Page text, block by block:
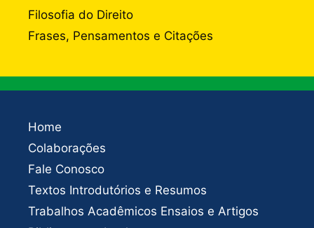
Filosofia do Direito
Frases, Pensamentos e Citações
Home
Colaborações
Fale Conosco
Textos Introdutórios e Resumos
Trabalhos Acadêmicos Ensaios e Artigos